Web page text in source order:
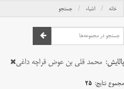
خانه اشیاء جستجو
پالایش: محمد قلی بن عوض قراچه داغی
مجموع نتایج: ۲۵